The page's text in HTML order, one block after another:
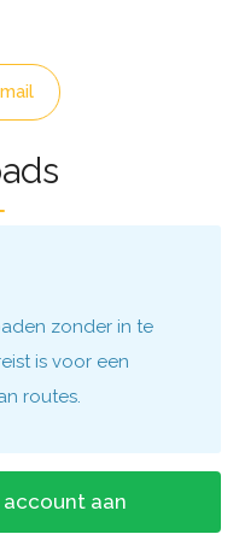
zonder in te
is voor een
routes.
aan